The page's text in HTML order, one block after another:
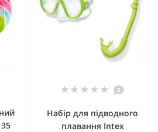
0
Набір для підводного
плавання Intex